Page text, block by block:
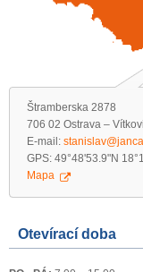
Štramberska 2878
706 02 Ostrava –
E-mail:
GPS: 49°48'53.9"N
Mapa
Otevírací doba